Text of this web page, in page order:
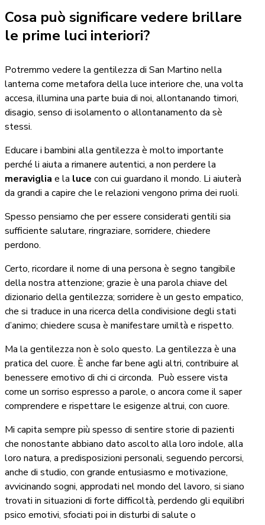
Cosa può significare vedere brillare
le prime luci interiori?
Potremmo vedere la gentilezza di San Martino nella
lanterna come metafora della luce interiore che, una volta
accesa, illumina una parte buia di noi, allontanando timori,
disagio, senso di isolamento o allontanamento da sè
stessi.
Educare i bambini alla gentilezza è molto importante
perché li aiuta a rimanere autentici, a non perdere la
meraviglia e la luce con cui guardano il mondo. Li aiuterà
da grandi a capire che le relazioni vengono prima dei ruoli.
Spesso pensiamo che per essere considerati gentili sia
sufficiente salutare, ringraziare, sorridere, chiedere
perdono.
Certo, ricordare il nome di una persona è segno tangibile
della nostra attenzione; grazie è una parola chiave del
dizionario della gentilezza; sorridere è un gesto empatico,
che si traduce in una ricerca della condivisione degli stati
d’animo; chiedere scusa è manifestare umiltà e rispetto.
Ma la gentilezza non è solo questo. La gentilezza è una
pratica del cuore. È anche far bene agli altri, contribuire al
benessere emotivo di chi ci circonda. Può essere vista
come un sorriso espresso a parole, o ancora come il saper
comprendere e rispettare le esigenze altrui, con cuore.
Mi capita sempre più spesso di sentire storie di pazienti
che nonostante abbiano dato ascolto alla loro indole, alla
loro natura, a predisposizioni personali, seguendo percorsi,
anche di studio, con grande entusiasmo e motivazione,
avvicinando sogni, approdati nel mondo del lavoro, si siano
trovati in situazioni di forte difficoltà, perdendo gli equilibri
psico emotivi, sfociati poi in disturbi di salute o